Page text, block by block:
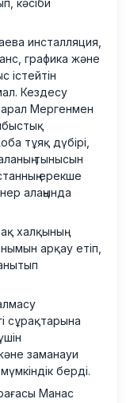
кәсіби
инсталляция,
графика және
Кездесу
Мергенмен
тұяқ дүбірі,
тынысын
ерекше
алаңында
халқының
арқау етіп,
сұрақтарына
заманауи
берді.
Манас